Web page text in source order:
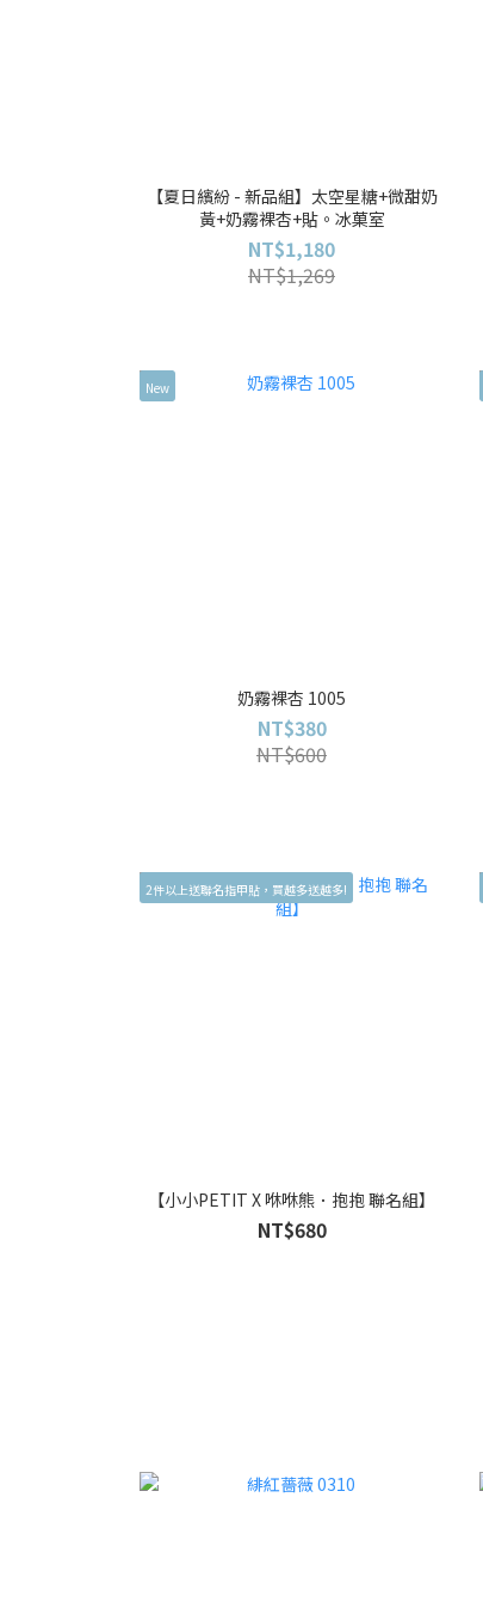
【夏日繽紛 - 新品組】太空星糖+微甜奶
黃+奶霧裸杏+貼。冰菓室
NT$1,180
NT$1,269
New
奶霧裸杏 1005
NT$380
NT$600
2件以上送聯名指甲貼，買越多送越多!
【小小PETIT X 咻咻熊．抱抱 聯名組】
NT$680